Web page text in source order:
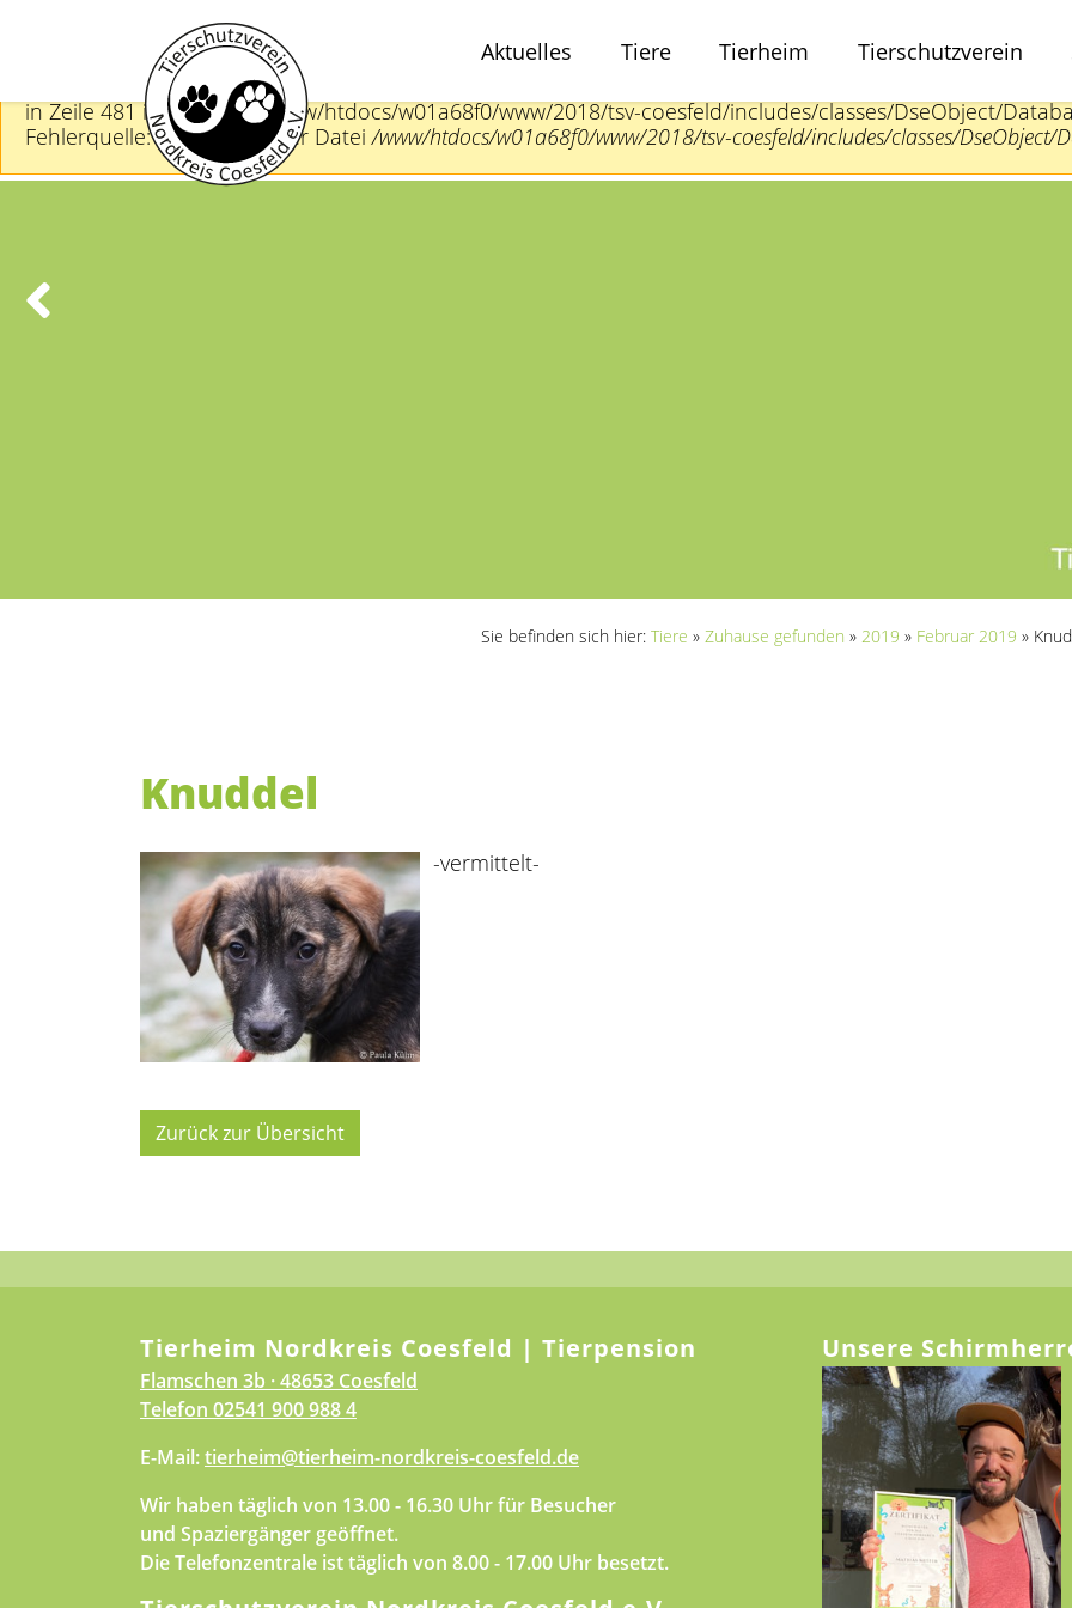
PHP-Warnung
DOMDocument::loadHTML(): Unexpected end tag : p in Entity, line: 28
in Zeile 481 in der Datei /www/htdocs/w01a68f0/www/2018/tsv-coesfeld/includes/classes/DseObject/
Fehlerquelle: In Zeile
der Datei/www/htdocs/w01a68f0/www/2018/tsv-coesfeld/includes/classes/DseObject/
Aktuelles Tiere Tierheim Tierschutzverein
Sie befinden sich hier: Tiere » Zuhause gefunden » 2019 » Februar 2019 »
Knuddel
-vermittelt-
Zurück zur Übersicht
Tierheim Nordkreis Coesfeld | Tierpension
Flamschen 3b · 48653 Coesfeld
Telefon 02541 900 988 4
E-Mail:tierheim@tierheim-nordkreis-coesfeld.de
Wir haben täglich von 13.00 - 16.30 Uhr für Besucher
und Spaziergänger geöffnet.
Die Telefonzentrale ist täglich von 8.00 - 17.00 Uhr besetzt.
Unsere